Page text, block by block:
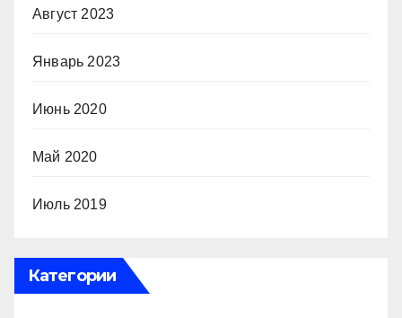
Август 2023
Январь 2023
Июнь 2020
Май 2020
Июль 2019
Категории